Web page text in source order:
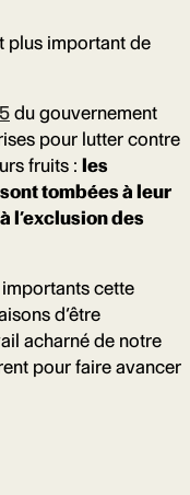
plus important de
du gouvernement
pour lutter contre
fruits : les
tombées à leur
l’exclusion des
cette
d’être
acharné de notre
pour faire avancer